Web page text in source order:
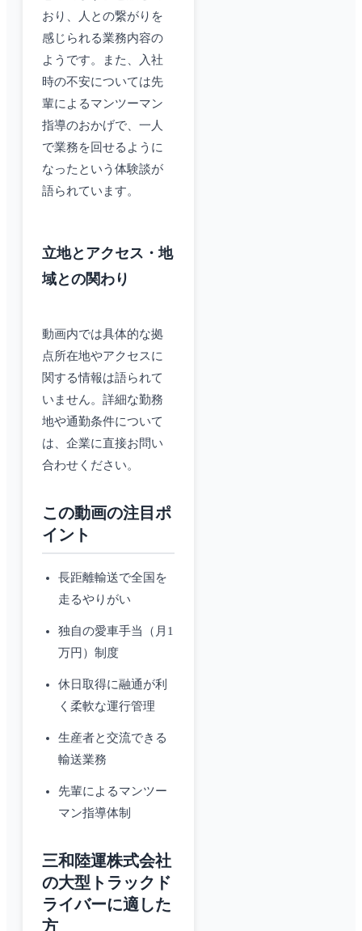
おり、人との繋がりを
感じられる業務内容の
ようです。また、入社
時の不安については先
輩によるマンツーマン
指導のおかげで、一人
で業務を回せるように
なったという体験談が
語られています。
立地とアクセス・地
域との関わり
動画内では具体的な拠
点所在地やアクセスに
関する情報は語られて
いません。詳細な勤務
地や通勤条件について
は、企業に直接お問い
合わせください。
この動画の注目ポ
イント
長距離輸送で全国を
走るやりがい
独自の愛車手当（月1
万円）制度
休日取得に融通が利
く柔軟な運行管理
生産者と交流できる
輸送業務
先輩によるマンツー
マン指導体制
三和陸運株式会社
の大型トラックド
ライバーに適した
方